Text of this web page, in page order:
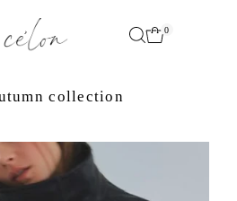
0
collection